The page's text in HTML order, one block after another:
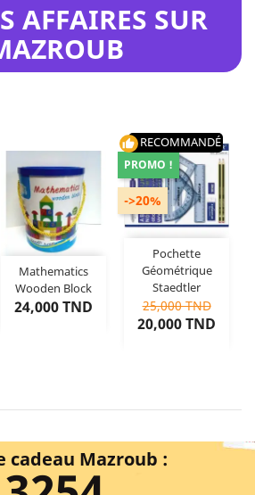
AFFAIRES SUR
Mathematics
Wooden Block
Price
24,000 TND
Dernierarticle restant
thumb_up RECOMMANDÉ
PROMO !
->20%
Pochette
Géométrique
Staedtler
Regular
price
25,000 TND
Price
20,000 TND
2articles restants
cadeau Mazroub :